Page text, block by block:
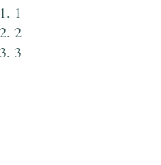
1
2
3